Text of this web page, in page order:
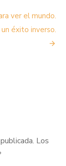
ver el mundo.
éxito inverso.
Los